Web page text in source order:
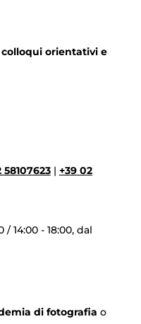
orientativi e
58107623| +39 02
/ 14:00 - 18:00, dal
di fotografia o